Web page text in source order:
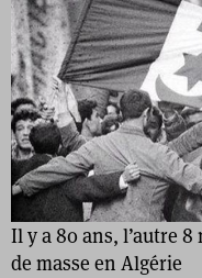
Il y a 80 ans, l’autre
de masse en Algérie